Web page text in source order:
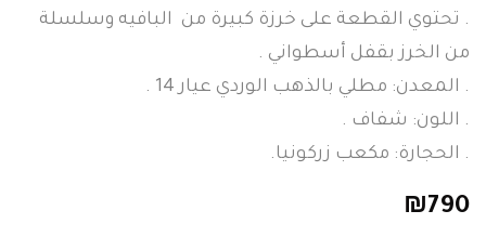
. تحتوي القطعة على خرزة كبيرة من البافيه وسلسلة
من الخرز بقفل أسطواني .
. المعدن: مطلي بالذهب الوردي عيار 14 .
. اللون: شفاف .
. الحجارة: مكعب زركونيا.
₪790